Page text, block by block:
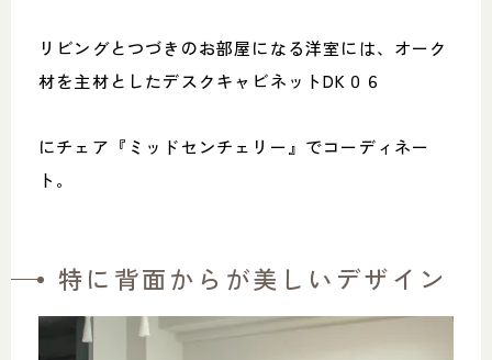
リビングとつづきのお部屋になる洋室には、オーク
材を主材としたデスクキャビネットDK０６
にチェア『ミッドセンチェリー』でコーディネー
ト。
特に背面からが美しいデザイン